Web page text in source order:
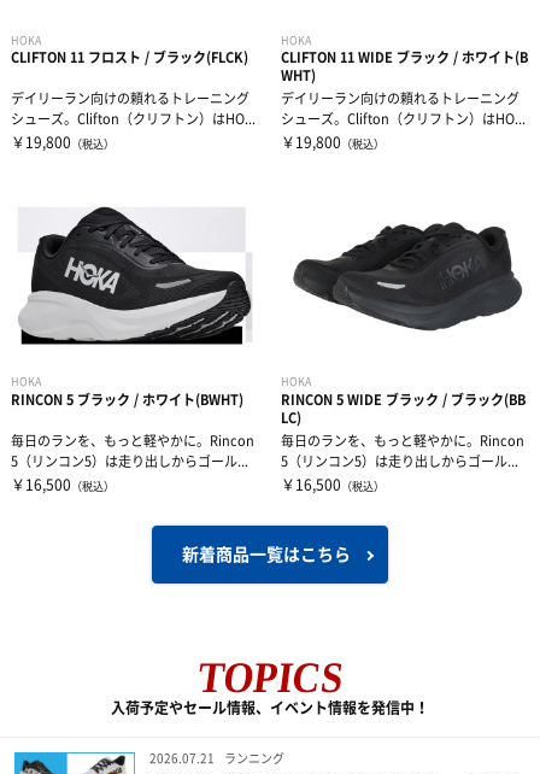
HOKA
CLIFTON 11 フロスト / ブラック(FLCK)
デイリーラン向けの頼れるトレーニング
シューズ。Clifton（クリフトン）はHO...
￥19,800 （税込）
HOKA
CLIFTON 11 WIDE ブラック / ホワイト(B
WHT)
デイリーラン向けの頼れるトレーニング
シューズ。Clifton（クリフトン）はHO...
￥19,800 （税込）
HOKA
RINCON 5 ブラック / ホワイト(BWHT)
毎日のランを、もっと軽やかに。Rincon
5（リンコン5）は走り出しからゴール...
￥16,500 （税込）
HOKA
RINCON 5 WIDE ブラック / ブラック(BB
LC)
毎日のランを、もっと軽やかに。Rincon
5（リンコン5）は走り出しからゴール...
￥16,500 （税込）
新着商品一覧はこちら
TOPICS
入荷予定やセール情報、イベント情報を発信中！
2026.07.21 ランニング